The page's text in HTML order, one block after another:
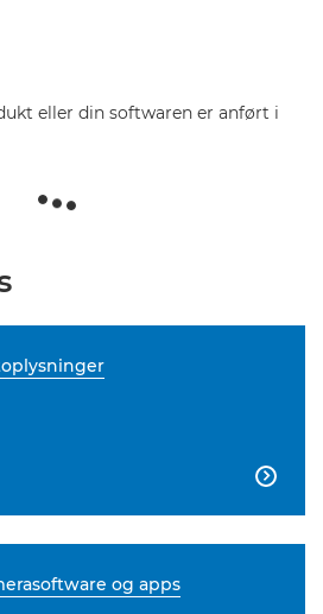
eller din softwaren er anført i

og apps